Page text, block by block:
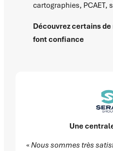
cartographies, PCAET,
Découvrez certains
font confiance
Une
« Nous sommes très